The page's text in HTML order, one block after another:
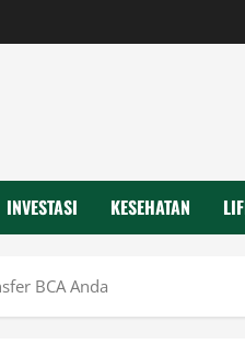
INVESTASI KESEHATAN
BCA Anda